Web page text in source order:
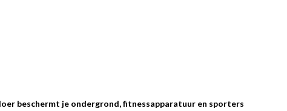
beschermt je ondergrond, fitnessapparatuur en sporters